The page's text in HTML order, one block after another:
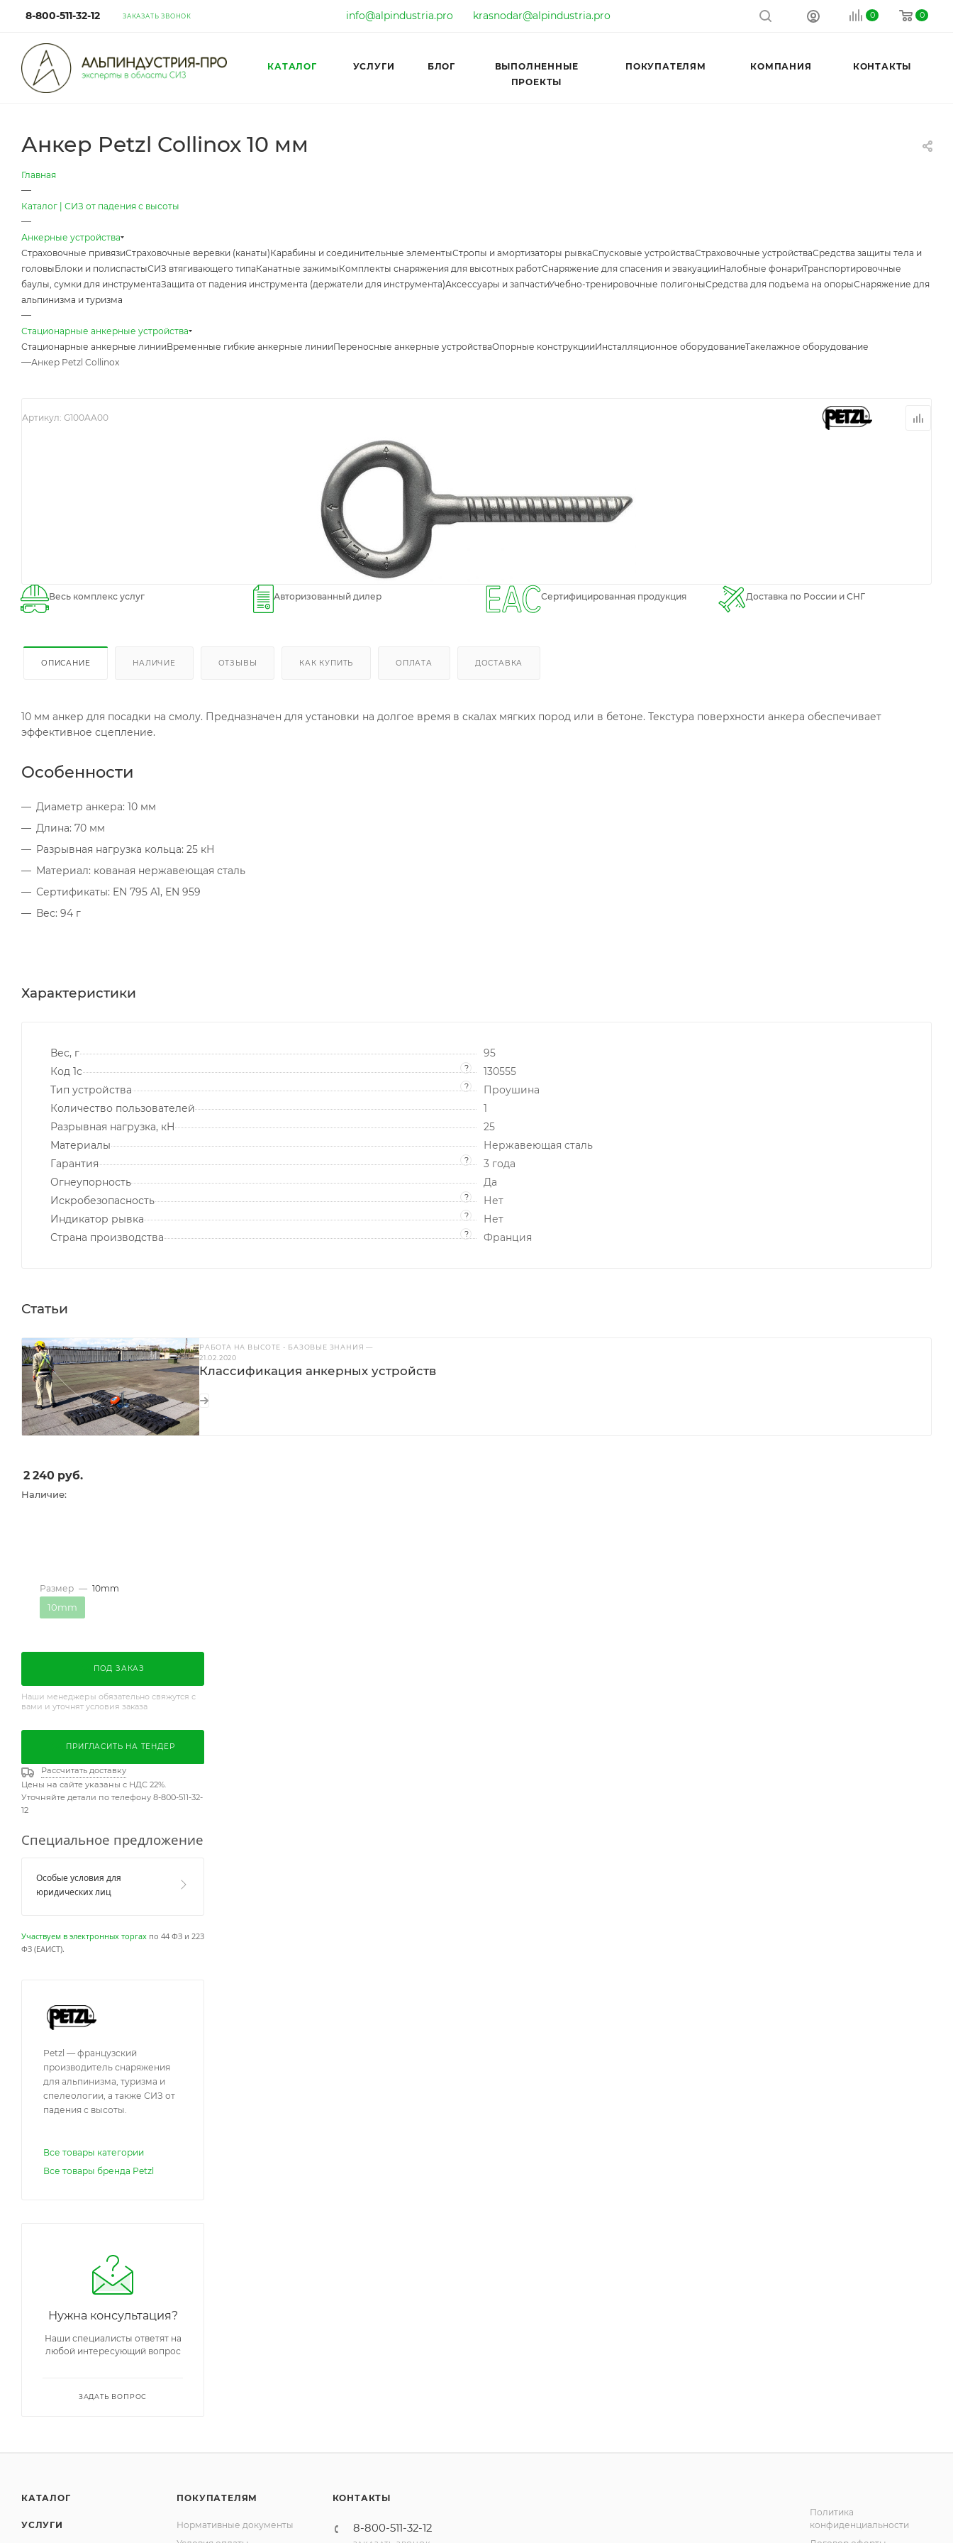
8-800-511-32-12 ЗАКАЗАТЬ ЗВОНОК info@alpindustria.pro krasnodar@alpindustria.pro 0 0
КАТАЛОГ УСЛУГИ БЛОГ
ВЫПОЛНЕННЫЕ
ПРОЕКТЫ
ПОКУПАТЕЛЯМ КОМПАНИЯ КОНТАКТЫ
Анкер Petzl Collinox 10 мм
Главная
—
Каталог | СИЗ от падения с высоты
—
Анкерные устройства
Страховочные привязиСтраховочные веревки (канаты)Карабины и соединительные элементыСтропы и амортизаторы рывкаСпусковые устройстваСтраховочные устройстваСредства защиты тела и
головыБлоки и полиспастыСИЗ втягивающего типаКанатные зажимыКомплекты снаряжения для высотных работСнаряжение для спасения и эвакуацииНалобные фонариТранспортировочные
баулы, сумки для инструментаЗащита от падения инструмента (держатели для инструмента)Аксессуары и запчастиУчебно-тренировочные полигоныСредства для подъема на опорыСнаряжение для
альпинизма и туризма
—
Стационарные анкерные устройства
Стационарные анкерные линииВременные гибкие анкерные линииПереносные анкерные устройстваОпорные конструкцииИнсталляционное оборудованиеТакелажное оборудование
—Анкер Petzl Collinox
Артикул: G100AA00
Весь комплекс услуг Авторизованный дилер Сертифицированная продукция Доставка по России и СНГ
ОПИСАНИЕ НАЛИЧИЕ ОТЗЫВЫ КАК КУПИТЬ ОПЛАТА ДОСТАВКА
10 мм анкер для посадки на смолу. Предназначен для установки на долгое время в скалах мягких пород или в бетоне. Текстура поверхности анкера обеспечивает
эффективное сцепление.
Особенности
Диаметр анкера: 10 мм
Длина: 70 мм
Разрывная нагрузка кольца: 25 кН
Материал: кованая нержавеющая сталь
Сертификаты: EN 795 A1, EN 959
Вес: 94 г
Характеристики
Вес, г
95
Код 1с
?
130555
Тип устройства
?
Проушина
Количество пользователей
1
Разрывная нагрузка, кН
25
Материалы
Нержавеющая сталь
Гарантия
?
3 года
Огнеупорность
Да
Искробезопасность
?
Нет
Индикатор рывка
?
Нет
Страна производства
? Франция
Статьи
РАБОТА НА ВЫСОТЕ - БАЗОВЫЕ ЗНАНИЯ—
21.02.2020
Классификация анкерных устройств
2 240 руб.
Наличие:
Размер — 10mm
10mm
ПОД ЗАКАЗ
Наши менеджеры обязательно свяжутся с
вами и уточнят условия заказа
ПРИГЛАСИТЬ НА ТЕНДЕР
Рассчитать доставку
Цены на сайте указаны с НДС 22%.
Уточняйте детали по телефону 8-800-511-32-
12
Специальное предложение
Особые условия для
юридических лиц
Участвуем в электронных торгах по 44 ФЗ и 223
ФЗ (ЕАИСТ).
Petzl — французский
производитель снаряжения
для альпинизма, туризма и
спелеологии, а также СИЗ от
падения с высоты.
Все товары категории
Все товары бренда Petzl
Нужна консультация?
Наши специалисты ответят на
любой интересующий вопрос
ЗАДАТЬ ВОПРОС
КАТАЛОГ
УСЛУГИ
ПОКУПАТЕЛЯМ
Нормативные документы
КОНТАКТЫ
8-800-511-32-12
Политика
конфиденциальности